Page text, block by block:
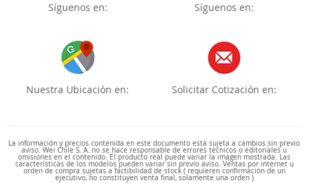
Síguenos en: Síguenos en:
Nuestra Ubicación en: Solicitar Cotización en:
La información y precios contenida en este documento está sujeta a cambios sin previo
aviso. Wei Chile S. A. no se hace responsable de errores técnicos o editoriales u
omisiones en el contenido. El producto real puede variar la imagen mostrada. Las
características de los modelos pueden variar sin previo aviso. Ventas por internet u
orden de compra sujetas a factibilidad de stock ( requieren confirmación de un
ejecutivo, no constituyen venta final, solamente una orden )